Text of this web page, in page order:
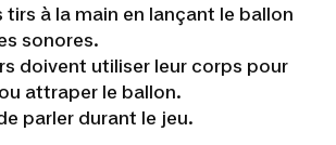
à la main en lançant le ballon
sonores.
doivent utiliser leur corps pour
attraper le ballon.
parler durant le jeu.